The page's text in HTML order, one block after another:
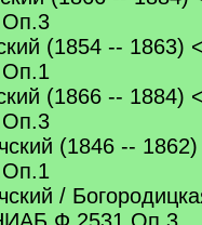
(1854 --
(1866 --
(1846 --
/